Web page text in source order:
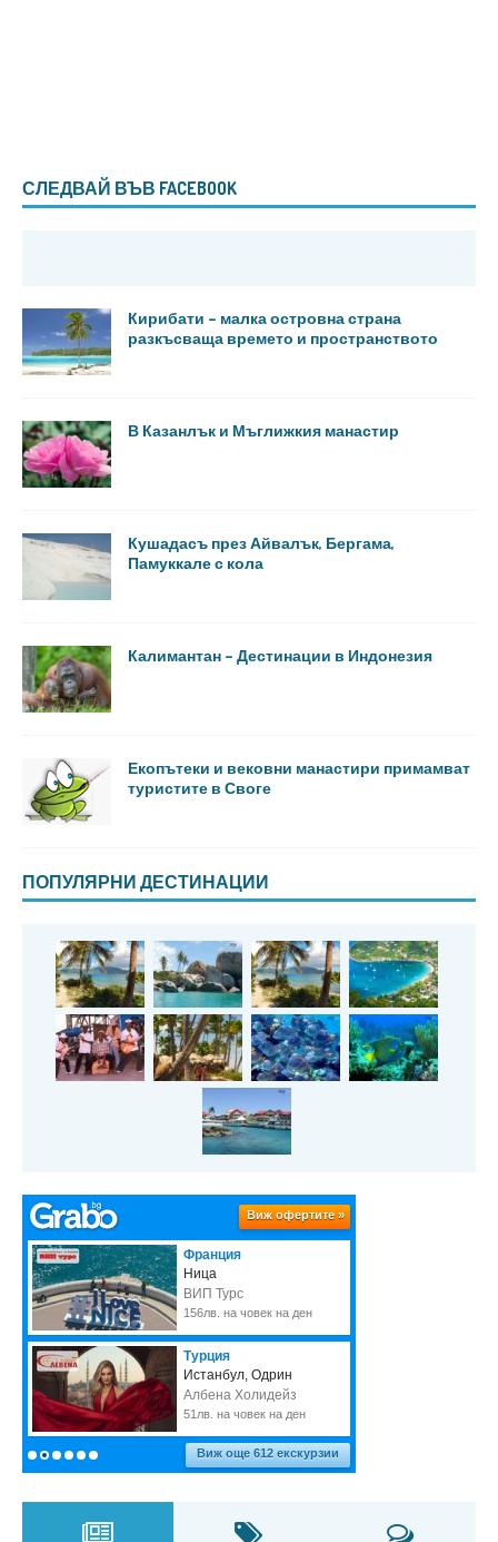
СЛЕДВАЙ ВЪВ FACEBOOK
Кирибати – малка островна страна
разкъсваща времето и пространството
В Казанлък и Мъглижкия манастир
Кушадасъ през Айвалък, Бергама,
Памуккале с кола
Калимантан – Дестинации в Индонезия
Екопътеки и вековни манастири примамват
туристите в Своге
ПОПУЛЯРНИ ДЕСТИНАЦИИ